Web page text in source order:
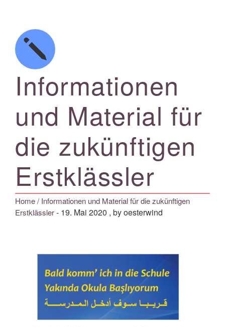
Informationen
und Material für
die zukünftigen
Erstklässler
Home/ Informationen und Material für die zukünftigen
Erstklässler- 19. Mai 2020 , by oesterwind